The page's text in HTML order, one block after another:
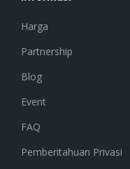
Harga
Partnership
Blog
Event
FAQ
Pemberitahuan Privasi